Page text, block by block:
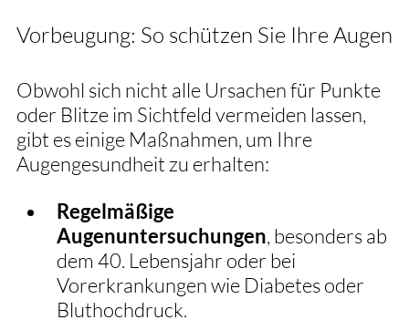
Vorbeugung: So schützen Sie Ihre Augen
Obwohl sich nicht alle Ursachen für Punkte
oder Blitze im Sichtfeld vermeiden lassen,
gibt es einige Maßnahmen, um Ihre
Augengesundheit zu erhalten:
Regelmäßige
Augenuntersuchungen, besonders ab
dem 40. Lebensjahr oder bei
Vorerkrankungen wie Diabetes oder
Bluthochdruck.